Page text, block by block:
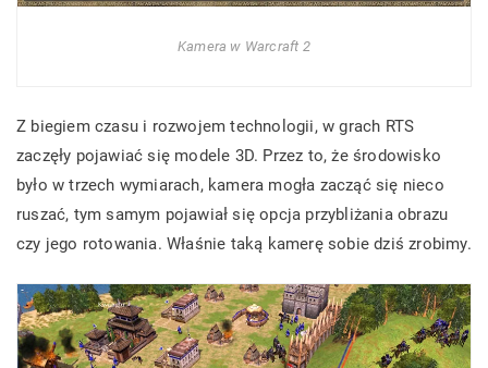
Kamera w Warcraft 2
Z biegiem czasu i rozwojem technologii, w grach RTS
zaczęły pojawiać się modele 3D. Przez to, że środowisko
było w trzech wymiarach, kamera mogła zacząć się nieco
ruszać, tym samym pojawiał się opcja przybliżania obrazu
czy jego rotowania. Właśnie taką kamerę sobie dziś zrobimy.